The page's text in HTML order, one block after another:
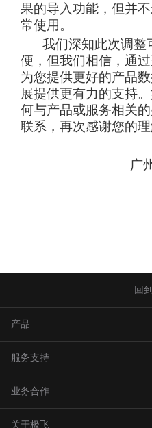
果的导入功能，但并
常使用。
我们深知此次调整
便，但我们相信，通
为您提供更好的产品
展提供更有力的支持
何与产品或服务相关
联系，再次感谢您的理
广
回
产品
农业无人飞机
农业无人车
农机自驾仪
服务支持
极飞服务
极飞学园
业务合作
查找网点(资质验证）
关于极飞